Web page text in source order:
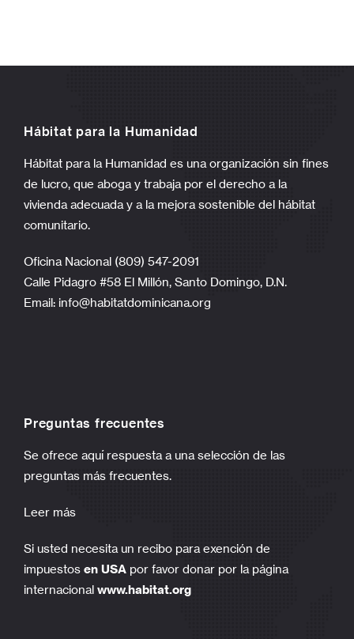
Hábitat para la Humanidad
Hábitat para la Humanidad es una organización sin fines
de lucro, que aboga y trabaja por el derecho a la
vivienda adecuada y a la mejora sostenible del hábitat
comunitario.
Oficina Nacional (809) 547-2091
Calle Pidagro #58 El Millón, Santo Domingo, D.N.
Email: info@habitatdominicana.org
Preguntas frecuentes
Se ofrece aquí respuesta a una selección de las
preguntas más frecuentes.
Leer más
Si usted necesita un recibo para exención de
impuestos en USA por favor donar por la página
internacional www.habitat.org